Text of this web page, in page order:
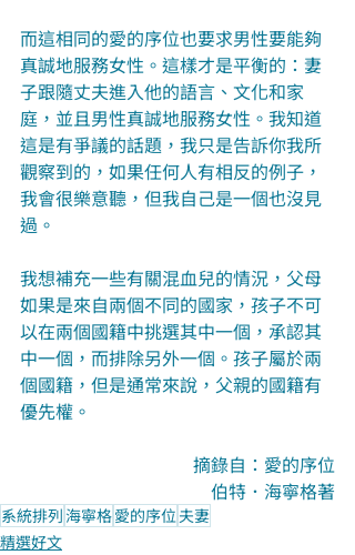
而這相同的愛的序位也要求男性要能夠
真誠地服務女性。這樣才是平衡的：妻
子跟隨丈夫進入他的語言、文化和家
庭，並且男性真誠地服務女性。我知道
這是有爭議的話題，我只是告訴你我所
觀察到的，如果任何人有相反的例子，
我會很樂意聽，但我自己是一個也沒見
過。
我想補充一些有關混血兒的情況，父母
如果是來自兩個不同的國家，孩子不可
以在兩個國籍中挑選其中一個，承認其
中一個，而排除另外一個。孩子屬於兩
個國籍，但是通常來說，父親的國籍有
優先權。
摘錄自：愛的序位
伯特．海寧格著
系統排列海寧格愛的序位夫妻
精選好文